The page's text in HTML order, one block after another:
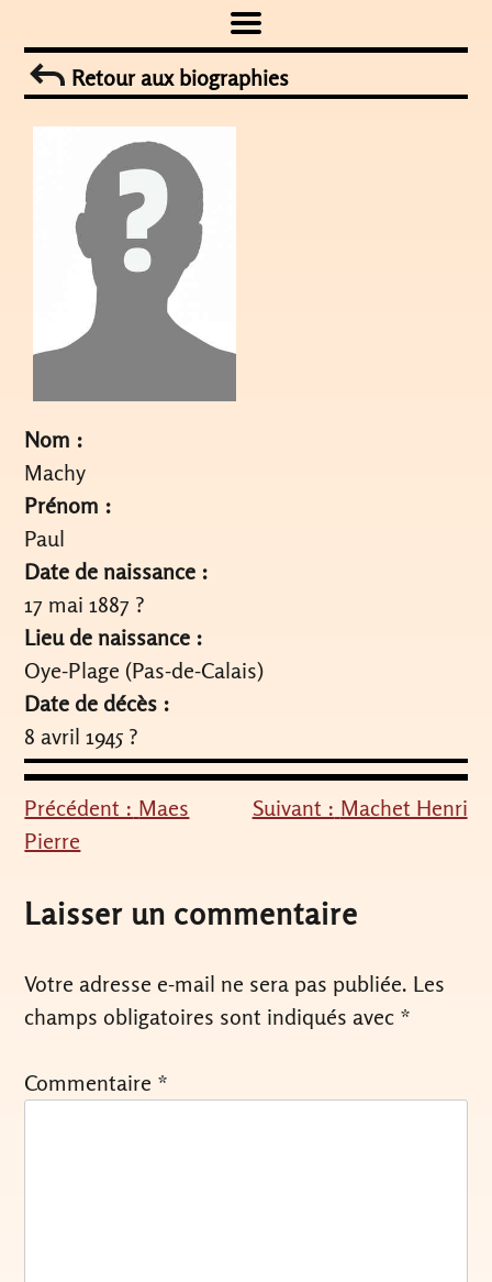
to
contentRetour aux biographies
Nom :
Machy
Prénom :
Paul
Date de naissance :
17 mai 1887 ?
Lieu de naissance :
Oye-Plage (Pas-de-Calais)
Date de décès :
8 avril 1945 ?
Navigation
de
l’article
Précédent : Maes
Pierre
Suivant : Machet Henri
Laisser un commentaire
Votre adresse e-mail ne sera pas publiée. Les
champs obligatoires sont indiqués avec *
Commentaire *